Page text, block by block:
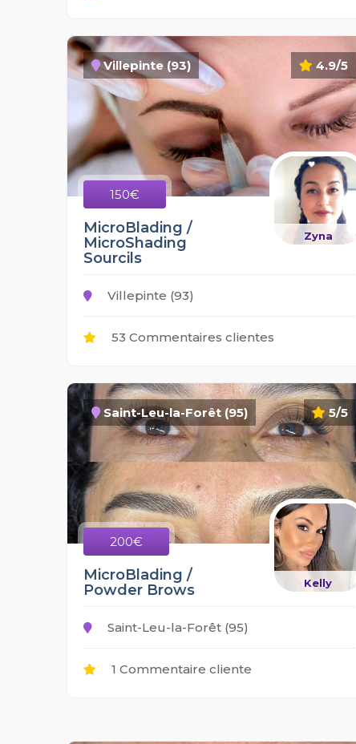
4.9/5
Villepinte (93)
150€
Zyna
MicroBlading /
MicroShading
Sourcils
Villepinte (93)
53 Commentaires clientes
5/5
Saint-Leu-la-Forêt (95)
200€
Kelly
MicroBlading /
Powder Brows
Saint-Leu-la-Forêt (95)
1 Commentaire cliente